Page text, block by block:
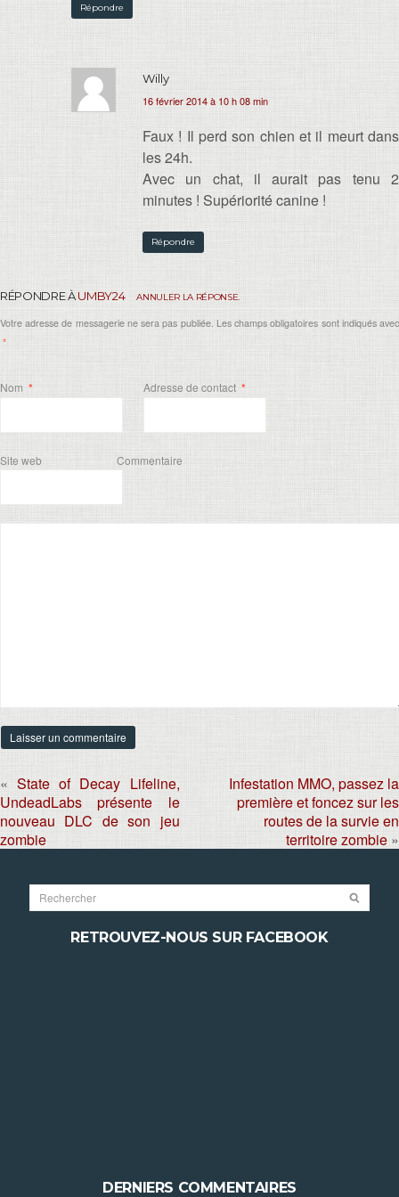
Répondre
Willy
16 février 2014 à 10 h 08 min
Faux ! Il perd son chien et il meurt dans
les 24h.
Avec un chat, il aurait pas tenu 2
minutes ! Supériorité canine !
Répondre
RÉPONDRE ÀUMBY24 ANNULER LA RÉPONSE.
Votre adresse de messagerie ne sera pas publiée. Les champs obligatoires sont indiqués avec
*
Nom * Adresse de contact *
Site web Commentaire
«State of Decay Lifeline,
UndeadLabs présente le
nouveau DLC de son jeu
zombie
Infestation MMO, passez la
première et foncez sur les
routes de la survie en
territoire zombie »
RETROUVEZ-NOUS SUR FACEBOOK
DERNIERS COMMENTAIRES